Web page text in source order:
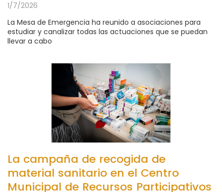
1/7/2026
La Mesa de Emergencia ha reunido a asociaciones para
estudiar y canalizar todas las actuaciones que se puedan
llevar a cabo
La campaña de recogida de
material sanitario en el Centro
Municipal de Recursos Participativos